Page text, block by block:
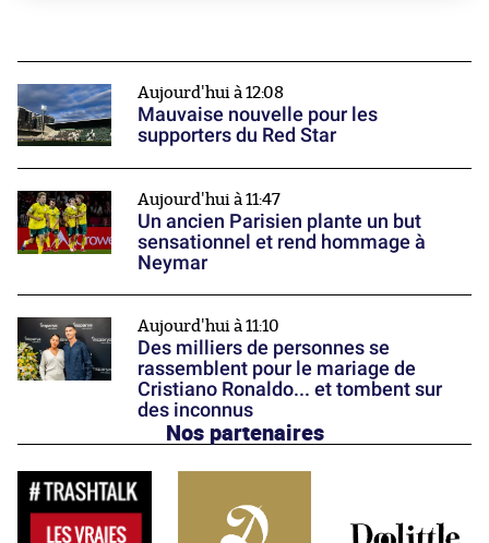
Aujourd'hui à 12:08
Mauvaise nouvelle pour les
supporters du Red Star
Aujourd'hui à 11:47
Un ancien Parisien plante un but
sensationnel et rend hommage à
Neymar
Aujourd'hui à 11:10
Des milliers de personnes se
rassemblent pour le mariage de
Cristiano Ronaldo... et tombent sur
des inconnus
Nos partenaires